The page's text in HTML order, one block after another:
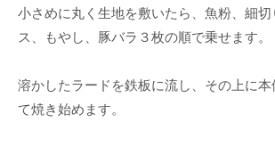
小さめに丸く生地を敷いたら、魚粉、細切
ス、もやし、豚バラ３枚の順で乗せます。
溶かしたラードを鉄板に流し、その上に本
て焼き始めます。